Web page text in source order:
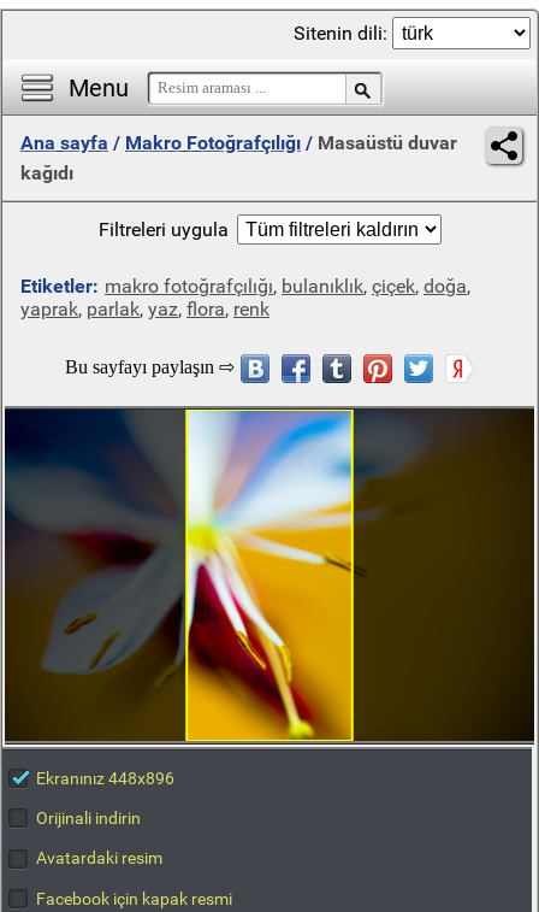
Menu
Sitenin dili:
Ana sayfa / Makro Fotoğrafçılığı / Masaüstü duvar
kağıdı
Filtreleri uygula
Etiketler: makro fotoğrafçılığı, bulanıklık, çiçek, doğa,
yaprak, parlak, yaz, flora, renk
Ekranınız 448x896
Orijinali indirin
Avatardaki resim
Facebook için kapak resmi